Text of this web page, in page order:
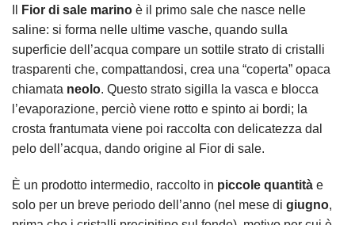
Fior di sale marino è il primo sale che nasce nelle
saline: si forma nelle ultime vasche, quando sulla
superficie dell’acqua compare un sottile strato di cristalli
trasparenti che, compattandosi, crea una “coperta” opaca
chiamata neolo. Questo strato sigilla la vasca e blocca
l’evaporazione, perciò viene rotto e spinto ai bordi; la
crosta frantumata viene poi raccolta con delicatezza dal
pelo dell’acqua, dando origine al Fior di sale.
È un prodotto intermedio, raccolto in piccole quantità e
solo per un breve periodo dell’anno (nel mese di giugno,